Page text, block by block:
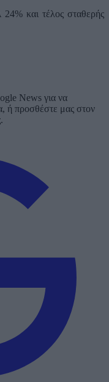
και τέλος σταθερής
News για να
ή προσθέστε μας στον